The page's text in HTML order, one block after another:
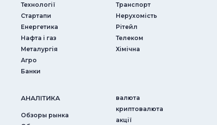
Технології
Стартапи
Енергетика
Нафта і газ
Металургія
Агро
Банки
Транспорт
Нерухомість
Рітейл
Телеком
Хімічна
АНАЛIТИКА
Обзоры рынка
валюта
криптовалюта
акції